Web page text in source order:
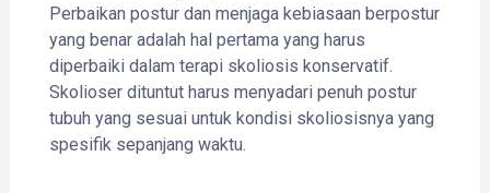
Perbaikan postur dan menjaga kebiasaan berpostur
yang benar adalah hal pertama yang harus
diperbaiki dalam terapi skoliosis konservatif.
Skolioser dituntut harus menyadari penuh postur
tubuh yang sesuai untuk kondisi skoliosisnya yang
spesifik sepanjang waktu.